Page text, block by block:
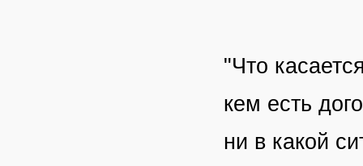
"Что
кем есть
ни в какой